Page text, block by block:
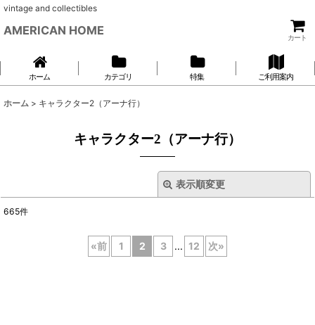
vintage and collectibles
AMERICAN HOME
カート
ホーム カテゴリ 特集 ご利用案内
ホーム > キャラクター2（アーナ行）
キャラクター2（アーナ行）
表示順変更
サブカテゴリ
665件
«前 1 2 3 ... 12 次»